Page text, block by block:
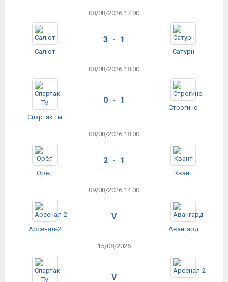
08/08/2026 17:00
Салют
3 - 1
Сатурн
08/08/2026 18:00
Спартак Тм
0 - 1
Строгино
08/08/2026 18:00
Орёл
2 - 1
Квант
09/08/2026 14:00
Арсенал-2
V
Авангард
15/08/2026
V